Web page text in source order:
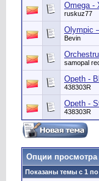
Omega -
ruskuz77
Olympic
Bevin
samopal
Opeth -
438303R
Opeth -
438303R
Опции просмотра
Показаны темы с 1 по